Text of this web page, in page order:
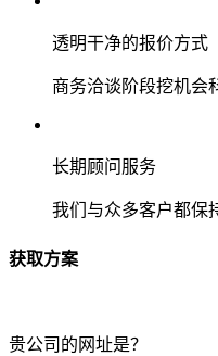
透明干净的报价方式
商务洽谈阶段挖机会
长期顾问服务
我们与众多客户都保
获取方案
贵公司的网址是？